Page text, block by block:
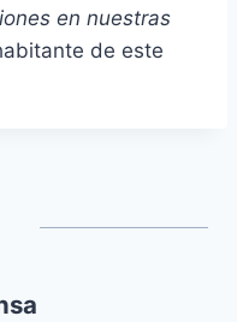
en nuestras
de este